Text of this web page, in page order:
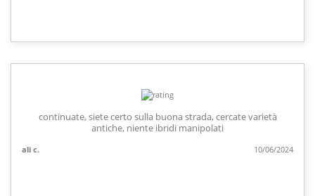
continuate, siete certo sulla buona strada, cercate varietà
antiche, niente ibridi manipolati
ali c. 10/06/2024